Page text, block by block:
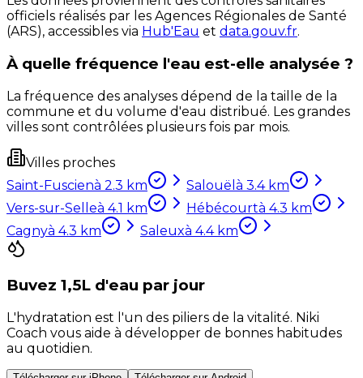
officiels réalisés par les Agences Régionales de Santé
(ARS), accessibles via Hub'Eau et data.gouv.fr.
À quelle fréquence l'eau est-elle analysée ?
La fréquence des analyses dépend de la taille de la
commune et du volume d'eau distribué. Les grandes
villes sont contrôlées plusieurs fois par mois.
Villes proches
Saint-Fuscienà 2.3 km Salouël à 3.4km
Vers-sur-Selleà 4.1 km Hébécourtà 4.3 km
Cagnyà 4.3 km Saleuxà 4.4km
Buvez 1,5L d'eau par jour
L'hydratation est l'un des piliers de la vitalité. Niki
Coach vous aide à développer de bonnes habitudes
au quotidien.